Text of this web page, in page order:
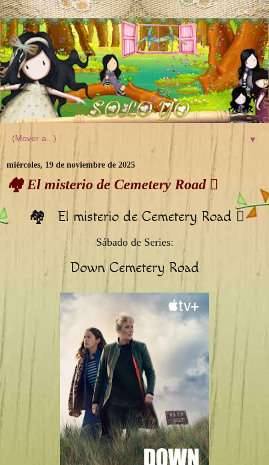
▼
miércoles, 19 de noviembre de 2025
🏘️ El misterio de Cemetery Road 🫆
🏘️ El misterio de Cemetery Road 🫆
Sábado de Series:
Down Cemetery Road